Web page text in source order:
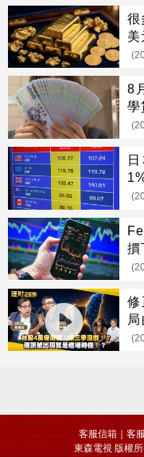
很
美
8
學
摜
修
客服信箱｜客
東森電視 版權